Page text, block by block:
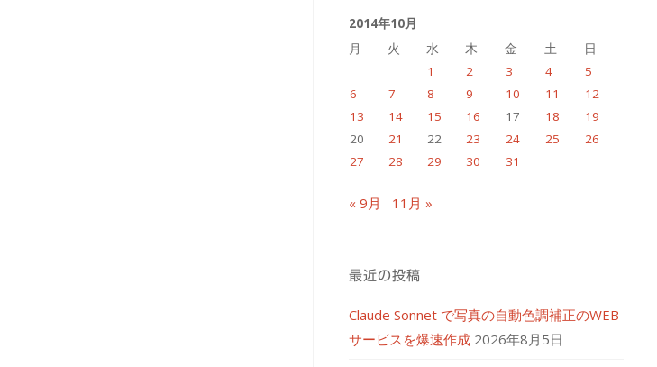
ブ
2014年10月
月
火 水 木 金 土
日
1
2 3 4
5
6
7 8 9 10 11
12
13
14 15 16 17 18
19
20
21 22 23 24 25
26
27
28 29 30 31
« 9月 11月 »
最近の投稿
Claude Sonnet で写真の自動色調補正のWEB
サービスを爆速作成 2026年8月5日